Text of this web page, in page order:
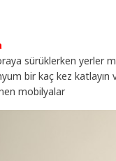
sürüklerken yerler
bir kaç kez katlayın
mobilyalar